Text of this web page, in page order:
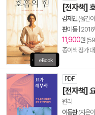
[전자책]
김재민(옮긴
판미동| 2016
11,900원
종이책 정가 대
PDF
[전자책]
원리
이동환(지은